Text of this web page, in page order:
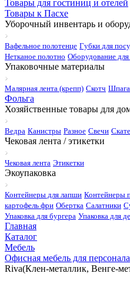
Товары для гостиниц и отелей
Товары к Пасхе
Уборочный инвентарь и
Вафельное полотенце Губки для
Нетканое полотно Оборудование
Упаковочные материалы
Малярная лента (крепп) Скотч
Фольга
Хозяйственные товары для
Ведра Канистры Разное Свечи
Чековая лента / этикетки
Чековая лента Этикетки
Экоупаковка
Контейнеры для лапши Контейнеры
картофель фри Обертка Салатники
Упаковка для бургера Упаковка для
Главная
Каталог
Мебель
Офисная мебель для персонала
Riva(Клен-металлик, Венге-